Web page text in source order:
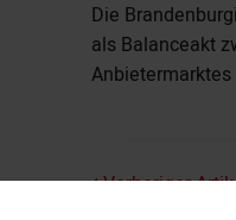
Die
als Balanceakt
Vorheriger